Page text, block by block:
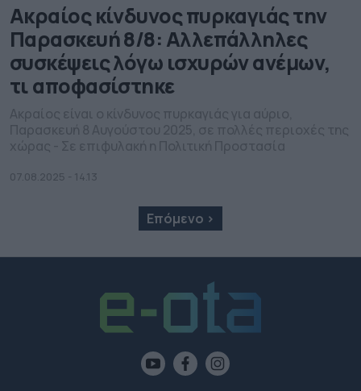
Ακραίος κίνδυνος πυρκαγιάς την
Παρασκευή 8/8: Αλλεπάλληλες
συσκέψεις λόγω ισχυρών ανέμων,
τι αποφασίστηκε
07.08.2025 - 14.13
Επόμενο ›